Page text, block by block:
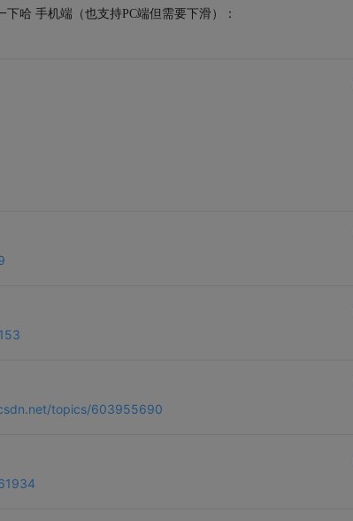
哈 手机端（也支持PC端但需要下滑）：
topics/603955690